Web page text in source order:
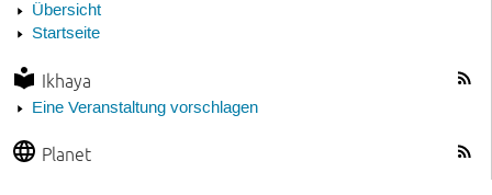
Übersicht
Startseite
Ikhaya
Eine Veranstaltung vorschlagen
Planet